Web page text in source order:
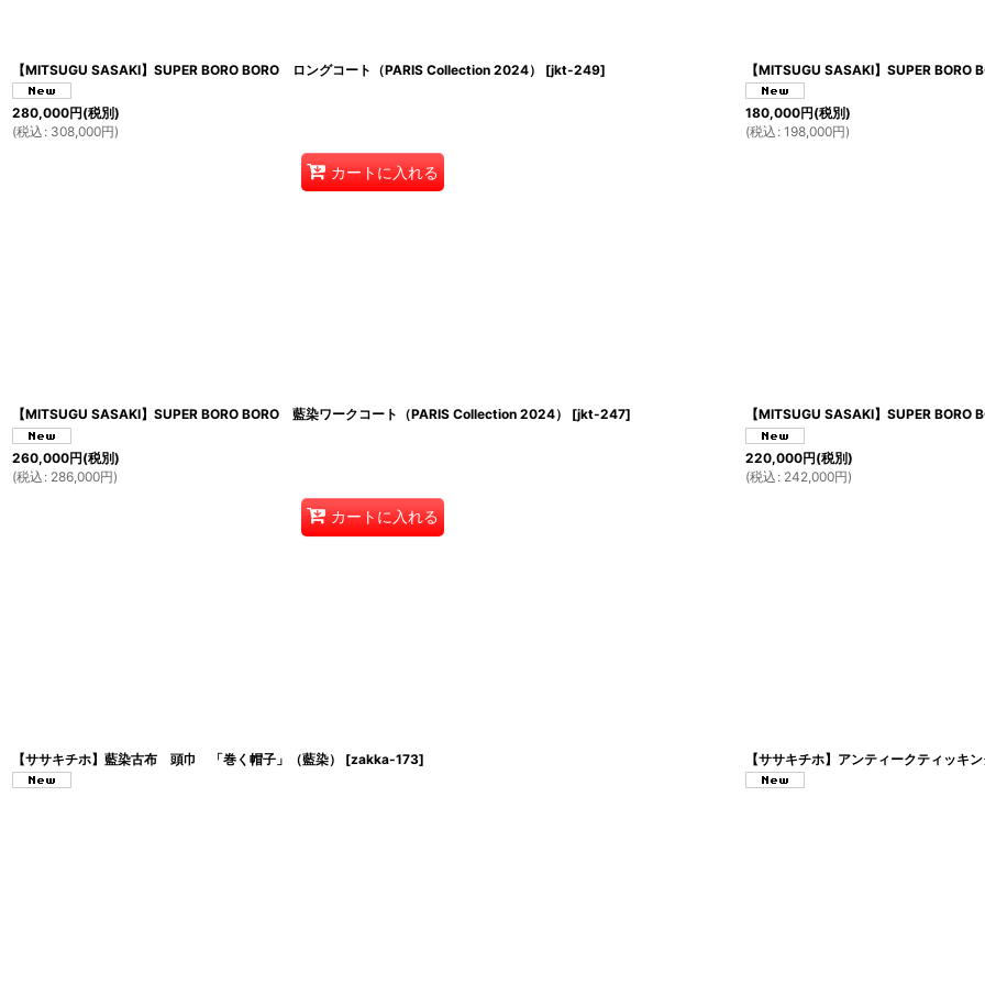
【MITSUGU SASAKI】SUPER BORO BORO ロングコート（PARIS Collection 2024） [jkt-249]
280,000円(税別)
(税込 : 308,000円)
カートに入れる
【MITSUGU SASAKI】SUPER
180,000円(税別)
(税込 : 198,000円)
【MITSUGU SASAKI】SUPER BORO BORO 藍染ワークコート（PARIS Collection 2024） [jkt-247]
260,000円(税別)
(税込 : 286,000円)
カートに入れる
【MITSUGU SASAKI】SUPER
220,000円(税別)
(税込 : 242,000円)
【ササキチホ】藍染古布 頭巾 「巻く帽子」（藍染） [zakka-173] 【ササキチホ】アンティークティッ